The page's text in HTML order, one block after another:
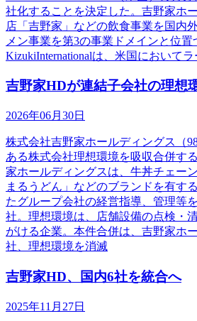
社化することを決定した。吉野家ホ
店「吉野家」などの飲食事業を国内
メン事業を第3の事業ドメインと位置
KizukiInternationalは、米国においてラ
吉野家HDが連結子会社の理想
2026年06月30日
株式会社吉野家ホールディングス（
ある株式会社理想環境を吸収合併す
家ホールディングスは、牛丼チェー
まるうどん」などのブランドを有す
たグループ会社の経営指導、管理等
社。理想環境は、店舗設備の点検・
がける企業。本件合併は、吉野家ホ
社、理想環境を消滅
吉野家HD、国内6社を統合へ
2025年11月27日